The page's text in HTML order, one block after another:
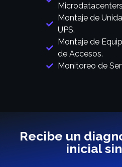
Montaje de
UPS.
Montaje de
de Accesos.
Monitoreo de
Recibe un
inicial